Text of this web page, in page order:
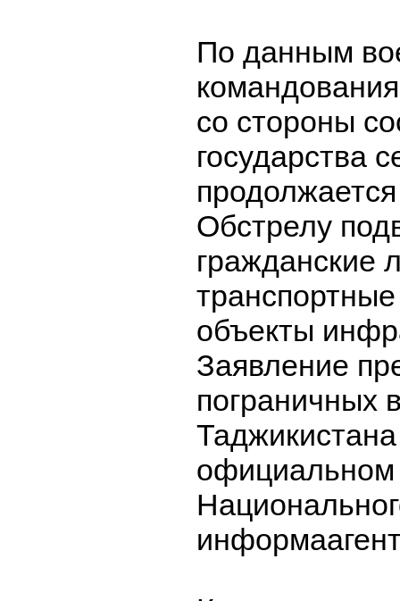
По данным
со стороны
государства
Обстрелу
гражданские
объекты
Заявление
пограничных
официальном